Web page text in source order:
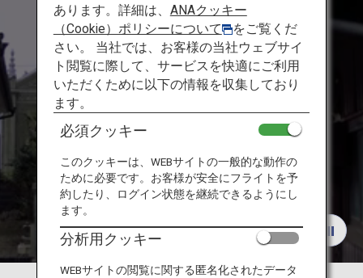
旅のアイデア
行き先
旅のお役立ち情報
ANA サービス
世界文化遺産 熊本 天草：潜
伏キリシタン、文化、自然
を体験する旅
あります。詳細は、 ANAクッキー
（Cookie）ポリシーについて
をご覧くだ
さい。 当社では、お客様の当社ウェブサイ
ト閲覧に際して、サービスを快適にご利用
いただくために以下の情報を収集しており
ます。
必須クッキー
このクッキーは、WEBサイトの一般的な動作の
ために必要です。お客様が安全にフライトを予
約したり、ログイン状態を継続できるようにし
ます。
分析用クッキー
WEBサイトの閲覧に関する匿名化されたデータ